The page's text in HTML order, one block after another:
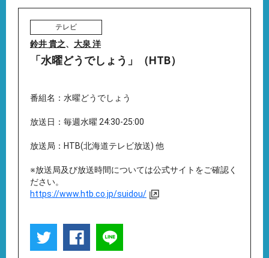
テレビ
鈴井 貴之、 大泉 洋
「水曜どうでしょう」（HTB）
番組名：水曜どうでしょう
放送日：毎週水曜 24:30-25:00
放送局：HTB(北海道テレビ放送) 他
※放送局及び放送時間については公式サイトをご確認く
ださい。
https://www.htb.co.jp/suidou/